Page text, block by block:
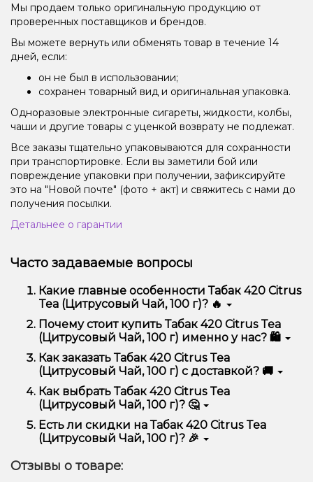
Мы продаем только оригинальную продукцию от
проверенных поставщиков и брендов.
Вы можете вернуть или обменять товар в течение 14
дней, если:
он не был в использовании;
сохранен товарный вид и оригинальная упаковка.
Одноразовые электронные сигареты, жидкости, колбы,
чаши и другие товары с уценкой возврату не подлежат.
Все заказы тщательно упаковываются для сохранности
при транспортировке. Если вы заметили бой или
повреждение упаковки при получении, зафиксируйте
это на "Новой почте" (фото + акт) и свяжитесь с нами до
получения посылки.
Детальнее о гарантии
Часто задаваемые вопросы
Какие главные особенности Табак 420 Citrus
Tea (Цитрусовый Чай, 100 г)? 🔥
Табак 420 Citrus Tea (Цитрусовый Чай, 100 г)
отличается высоким качеством, удобством
использования и надежностью.
Почему стоит купить Табак 420 Citrus Tea
(Цитрусовый Чай, 100 г) именно у нас? 🛍️
Мы предлагаем только оригинальную продукцию,
широкий ассортимент, выгодные цены и быструю
доставку. Кроме того, у нас регулярные акции и
скидки для клиентов!
Как заказать Табак 420 Citrus Tea
(Цитрусовый Чай, 100 г) с доставкой? 🚚
Оформить заказ можно в несколько кликов:
Добавьте Табак 420 Citrus Tea (Цитрусовый
Чай, 100 г) в корзину.
Перейдите к оформлению заказа.
доставки.
Подтвердите заказ – мы быстро отправим его
Как выбрать Табак 420 Citrus Tea
(Цитрусовый Чай, 100 г)? 🤔
Выбор зависит от ваших предпочтений – например,
если это кальян, учитывайте размер, материал и тип
чаши, если вейп – мощность и вкус. Наши
Есть ли скидки на Табак 420 Citrus Tea
(Цитрусовый Чай, 100 г)? 🎉
специальные предложения. Следите за
Отзывы о товаре: